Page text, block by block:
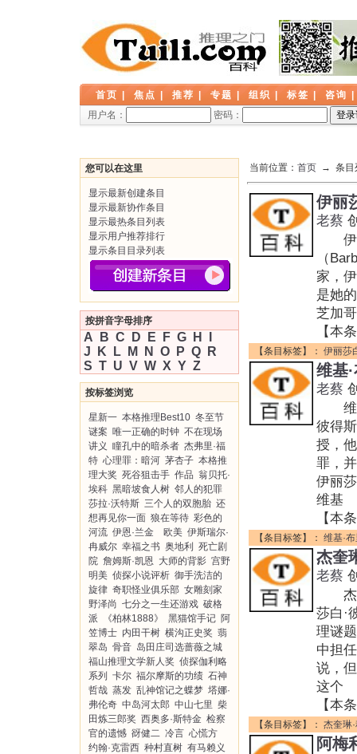
首页 焦点 推荐 专题 组织 标签 咨询
用户名：
密码：
您可以在这里
显示最新创建条目
显示最新协作条目
显示最热条目列表
显示用户推荐排行
显示条目目录列表
按拼音字母排序
A B C D E F G H
J
K L M N O P Q
R
S T U V W X Y Z
按标签浏览
星新一 本格推理Best10 冬至节
谜案 唯一正确的时钟 不在现场
讲义 瞳孔中的暗杀者 杰弗里·福
特 心理罪：暗河 茅杏子 本格推
理大奖 死谷狙击手 作品 翁贝托·
埃科 黑暗坡食人树 邻人的犯罪
莎拉·沃特斯 三个人的双胞胎 还
想再见你一面 狼在等待 彩色的
河流 伊恩·兰金 欧美 伊斯瑞尔·
冉威尔 幸福之书 奥地利
死亡剧
院 詹姆斯·凯恩 大师的背影 宫野
明美 侦探小说评析 御手洗洁的
旋律 奇职怪业俱乐部 女雕刻家
野泽尚 七分之一生还游戏 破格
派
《柏林1888》 黑猫馆手记 阿
笠博士 内田干树 横沟正史奖 翡
翠岛 骨音 岛田庄司选蔷薇之城
福山推理文学新人奖 侦探伽利略
系列
卡尔 福尔摩斯的功绩 石神
哲哉 蒸发 乱神馆记之蝶梦 塔娜·
弗伦奇 中岛河太郎 中山七里 柴
田炼三郎奖 西奥多·斯特金 检察
官的遗憾 谺健二 冷言 心慌方
约翰·克雷西 种村直树 有马赖义
当前位置： 首页 → 条目
伊丽
老蔡
伊丽
（
家，
是她
芝加
【本
【条目标签】： 伊丽莎
维基
老蔡
维基
彼得
授，
罪，
伊丽
维基
【本
【条目标签】： 维基·
杰奎
老蔡
杰奎
莎白·
理谜
中担
说，
这个
【本
【条目标签】： 杰奎琳
阿梅